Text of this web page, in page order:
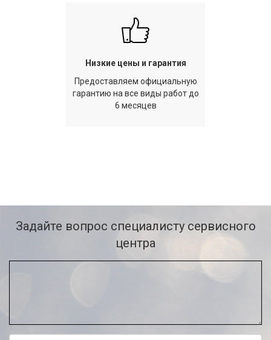
Низкие цены и гарантия
Предоставляем официальную
гарантию на все виды работ до
6 месяцев
Задайте вопрос специалисту сервисного
центра